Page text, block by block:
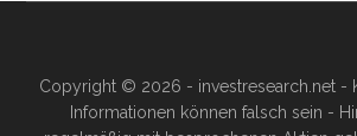
Copyright © 2026 - investresearch.net -
Informationen können falsch sein -